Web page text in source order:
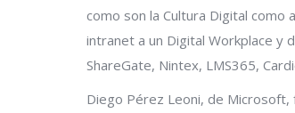
como son la Cultura Digital como
intranet a un Digital Workplace y
ShareGate, Nintex, LMS365,
Diego Pérez Leoni, de Microsoft,